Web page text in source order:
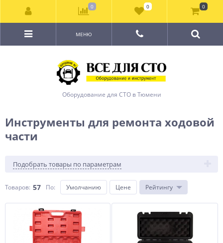
Оборудование для СТО в Тюмени
МЕНЮ
Инструменты для ремонта ходовой
части
Подобрать товары по параметрам
Товаров: 57 По: Умолчанию Цене Рейтингу
0 0 0